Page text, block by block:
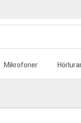
Mikrofoner